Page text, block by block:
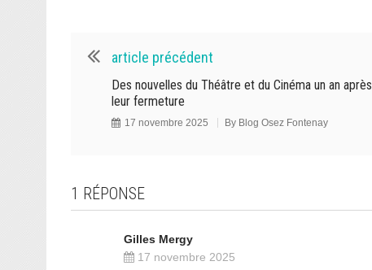
article précédent
Des nouvelles du Théâtre et du Cinéma un an après
leur fermeture
17 novembre 2025 By Blog Osez Fontenay
1 RÉPONSE
Gilles Mergy
17 novembre 2025